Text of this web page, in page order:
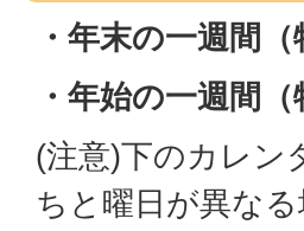
・年末の一週間
・年始の一週間
(注意)下のカレン
ちと曜日が異な